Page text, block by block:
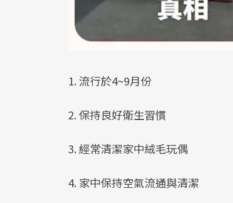
1. 流行於4~9月份
2. 保持良好衛生習慣
3. 經常清潔家中絨毛玩偶
4. 家中保持空氣流通與清潔